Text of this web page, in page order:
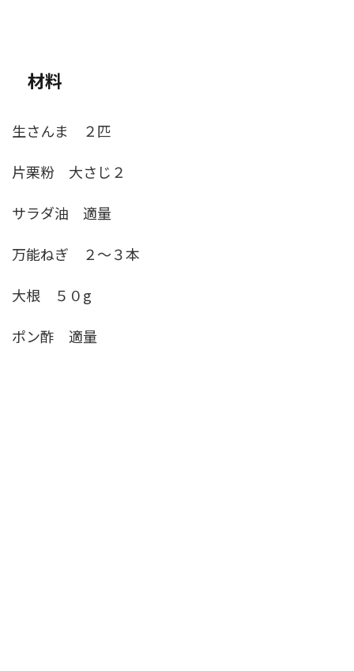
材料
生さんま ２匹
片栗粉 大さじ２
サラダ油 適量
万能ねぎ ２～３本
大根 ５０g
ポン酢 適量